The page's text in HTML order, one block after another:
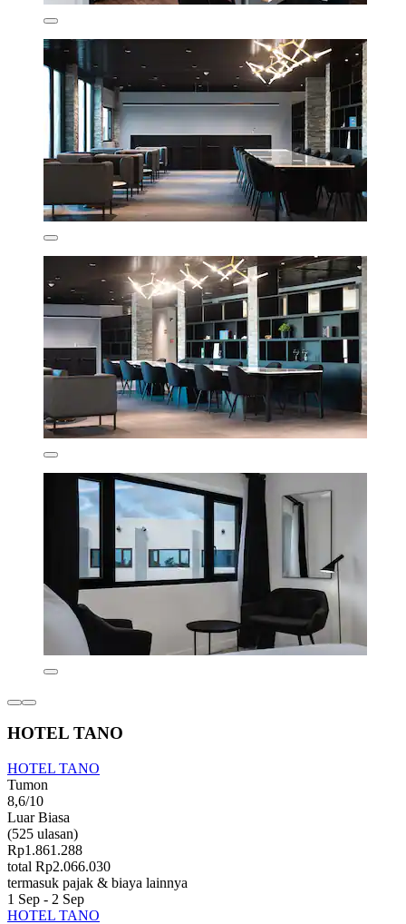
HOTEL TANO
HOTEL TANO
Tumon
8,6/10
Luar Biasa
(525 ulasan)
Rp1.861.288
total Rp2.066.030
termasuk pajak & biaya lainnya
1 Sep - 2 Sep
HOTEL TANO